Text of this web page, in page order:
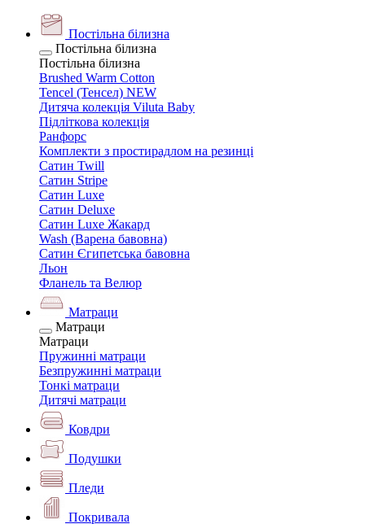
Постільна білизна
Постільна білизна
Постільна білизна
Brushed Warm Cotton
Tencel (Тенсел) NEW
Дитяча колекція Viluta Baby
Підліткова колекція
Ранфорс
Комплекти з простирадлом на резинці
Сатин Twill
Сатин Stripe
Сатин Luxe
Сатин Deluxe
Сатин Luxe Жакард
Wash (Варена бавовна)
Сатин Єгипетська бавовна
Льон
Фланель та Велюр
Матраци
Матраци
Матраци
Пружинні матраци
Безпружинні матраци
Тонкі матраци
Дитячі матраци
Ковдри
Подушки
Пледи
Покривала